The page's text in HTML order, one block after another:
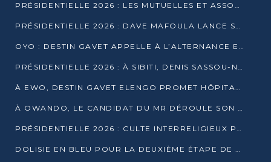
PRÉSIDENTIELLE 2026 : LES MUTUELLES ET ASSOCIATIONS S’IMPLIQUENT DANS LA CAMPAGNE ÉLECTORALE À TIÉ-TIÉ 2 (POINTE-NOIRE)
PRÉSIDENTIELLE 2026 : DAVE MAFOULA LANCE SA « VAGUE DU NOUVEAU DÉPART » À IMPFONDO
OYO : DESTIN GAVET APPELLE À L’ALTERNANCE ET À LA RESPONSABILITÉ DE LA JEUNESSE
PRÉSIDENTIELLE 2026 : À SIBITI, DENIS SASSOU-N’GUESSO PARIE SUR LES RESSOURCES DE LA LEKOUMOU
À EWO, DESTIN GAVET ELENGO PROMET HÔPITAL, CHEMIN DE FER ET AUDIT DES FINANCES PUBLIQUES
À OWANDO, LE CANDIDAT DU MR DÉROULE SON PROGRAMME DE “CHANGEMENT”
PRÉSIDENTIELLE 2026 : CULTE INTERRELIGIEUX POUR LA PAIX À OUENZÉ
DOLISIE EN BLEU POUR LA DEUXIÈME ÉTAPE DE CAMPAGNE DE DSN